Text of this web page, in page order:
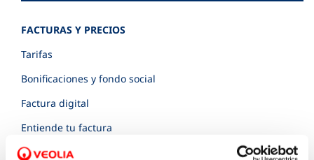
FACTURAS Y PRECIOS
Tarifas
Bonificaciones y fondo social
Factura digital
Entiende tu factura
ATENCIÓN AL CLIENTE